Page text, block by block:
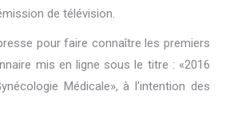
de télévision.
pour faire connaître les premiers
mis en ligne sous le titre : «2016
Médicale», à l’intention des